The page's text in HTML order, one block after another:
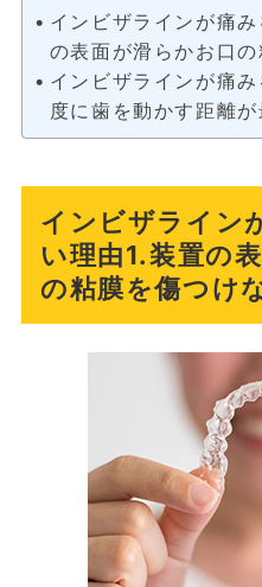
インビザラインが痛
の表面が滑らかお口
インビザラインが痛
度に歯を動かす距離が
インビザライン
い理由1.装置の
の粘膜を傷つけ